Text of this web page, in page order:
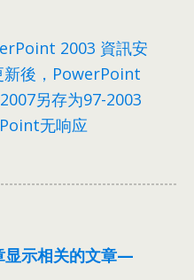
2003 資訊安
新後 ，PowerPoint
另存为97-2003
无响应
示相关的文章—